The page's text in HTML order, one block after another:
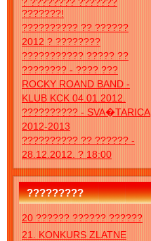
???????!
?????????? ?? ??????
2012 ? ????????
??????????? ????? ??
???????? - ???? ???
ROCKY ROAND BAND -
KLUB KCK 04.01.2012.
?????????? - SVA�TARICA
2012-2013
?????????? ?? ?????? -
28.12.2012. ? 18:00
?????????
20 ?????? ?????? ??????
21. KONKURS ZLATNE